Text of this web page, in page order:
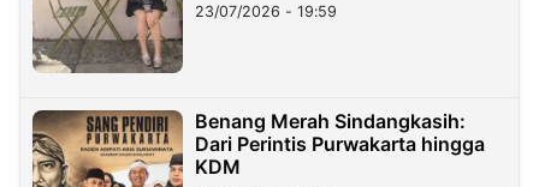
23/07/2026 - 19:59
Benang Merah Sindangkasih:
Dari Perintis Purwakarta hingga
KDM